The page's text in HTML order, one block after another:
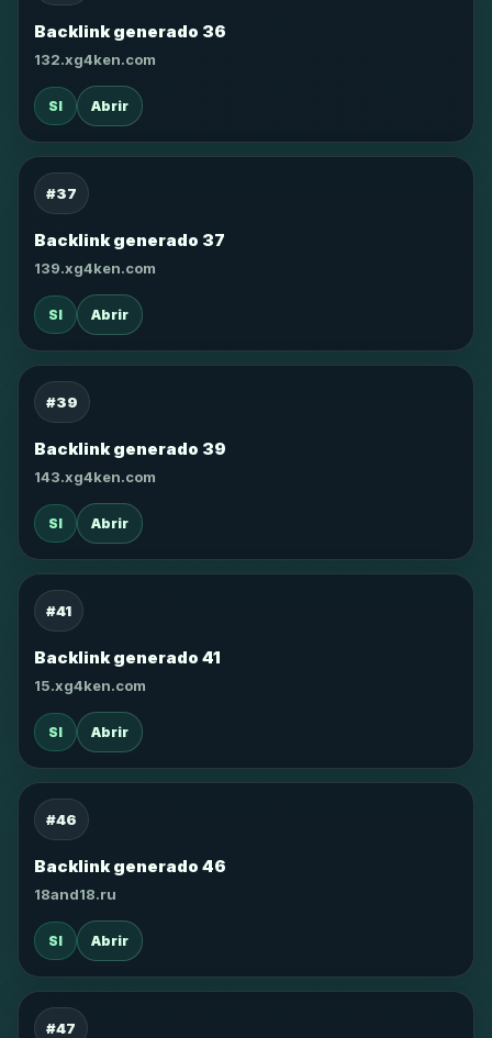
Backlink generado 36
132.xg4ken.com
SI Abrir
#37
Backlink generado 37
139.xg4ken.com
SI Abrir
#39
Backlink generado 39
143.xg4ken.com
SI Abrir
#41
Backlink generado 41
15.xg4ken.com
SI Abrir
#46
Backlink generado 46
18and18.ru
SI Abrir
#47